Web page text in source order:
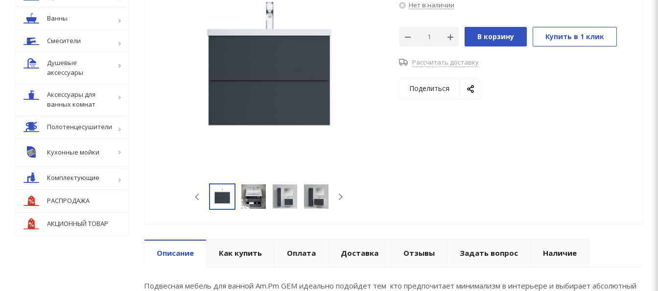
Нет в наличии
В корзину Купить в 1 клик
Рассчитать доставку
Поделиться
Описание Как купить Оплата Доставка Отзывы Задать вопрос Наличие
Подвесная мебель для ванной Am.Pm GEM идеально подойдет тем кто предпочитает минимализм в интерьере и выбирает абсолютный
Ванны
Смесители
Душевые
аксессуары
Аксессуары для
ванных комнат
Полотенцесушители
Кухонные мойки
Комплектующие
РАСПРОДАЖА
АКЦИОННЫЙ ТОВАР